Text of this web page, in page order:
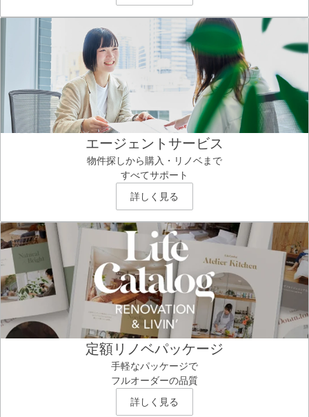
エージェントサービス
物件探しから購入・リノベまで
すべてサポート
詳しく見る
定額リノベパッケージ
手軽なパッケージで
フルオーダーの品質
詳しく見る